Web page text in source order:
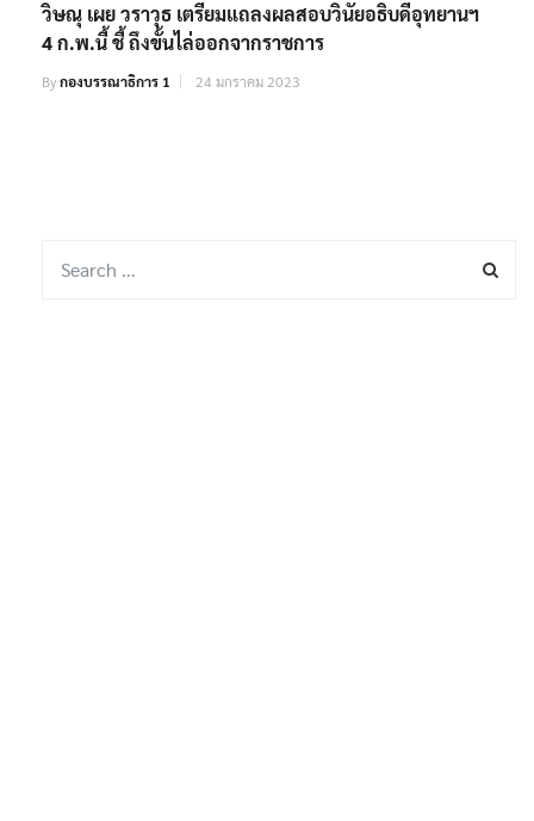
วิษณุ เผย วราวุธ เตรียมแถลงผลสอบวินัยอธิบดีอุทยานฯ
4 ก.พ.นี้ ชี้ ถึงขั้นไล่ออกจากราชการ
Byกองบรรณาธิการ 1 24 มกราคม 2023